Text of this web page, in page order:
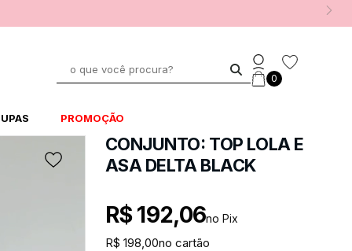
0
PROMOÇÃO
CONJUNTO: TOP LOLA E
ASA DELTA BLACK
R$ 192,06no Pix
R$ 198,00no cartão